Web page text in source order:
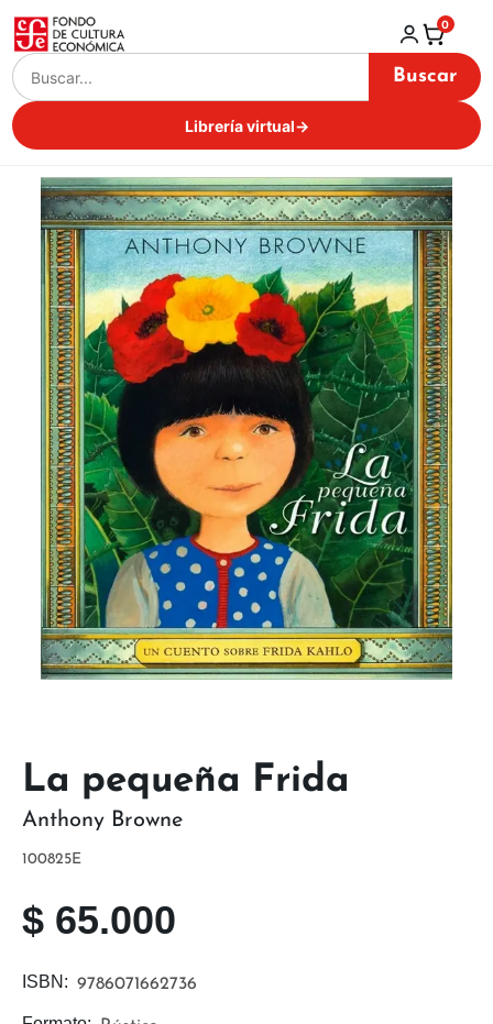
Buscar
Librería virtual→
0
ISBN: 9786071662736
$ 65.000
100825E
Anthony Browne
La pequeña Frida